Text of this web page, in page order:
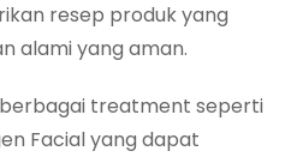
resep produk yang
alami yang aman.
treatment seperti
Facial yang dapat